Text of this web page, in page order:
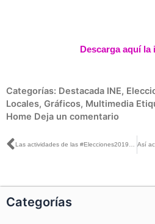
Descarga aquí la
Categorías: Destacada INE,
Locales, Gráficos, Multimedia
Home Deja un comentario
Ant
Categorías